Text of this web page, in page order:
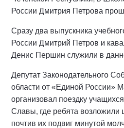
России Дмитрия Петрова
Сразу два выпускника
России Дмитрий Петров и
Денис Першин служили в
Депутат Законодательного
области от «Единой России»
организовал поездку
Славы, где ребята возложили
почтив их подвиг минутой